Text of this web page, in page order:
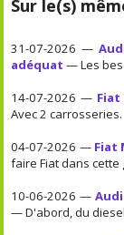
Sur le(s)
31-07-2026 —
adéquat — Les
14-07-2026 — Fiat
Avec 2 carrosseries.
04-07-2026 — Fiat
faire Fiat dans cette
10-06-2026 —
— D'abord, du